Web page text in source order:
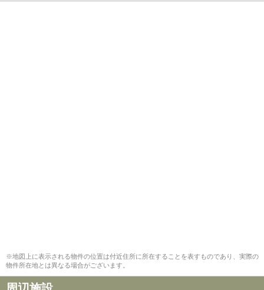
※地図上に表示される物件の位置は付近住所に所在することを表すものであり、実際の
物件所在地とは異なる場合がございます。